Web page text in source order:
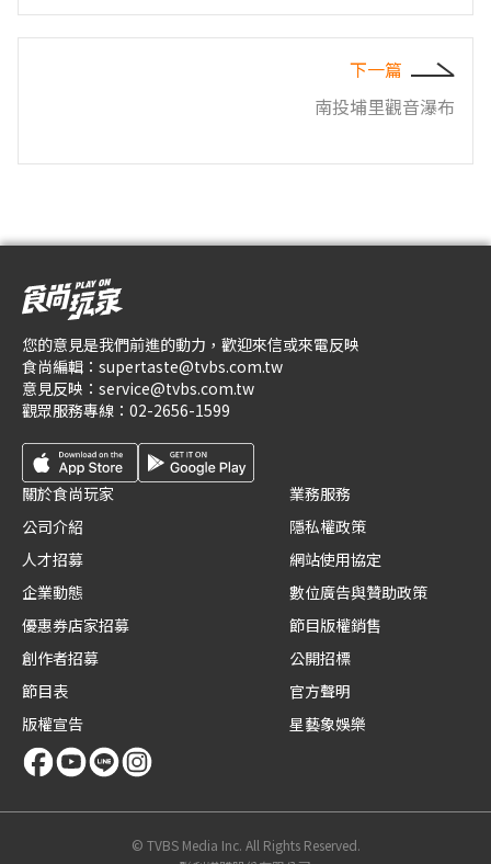
下一篇
南投埔里觀音瀑布
您的意見是我們前進的動力，歡迎來信或來電反映
食尚編輯： supertaste@tvbs.com.tw
意見反映： service@tvbs.com.tw
觀眾服務專線： 02-2656-1599
關於食尚玩家
公司介紹
人才招募
企業動態
優惠券店家招募
創作者招募
節目表
版權宣告
業務服務
隱私權政策
網站使用協定
數位廣告與贊助政策
節目版權銷售
公開招標
官方聲明
星藝象娛樂
© TVBS Media Inc. All Rights Reserved.